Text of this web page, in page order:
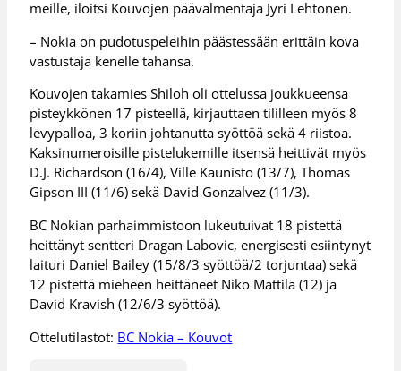
meille, iloitsi Kouvojen päävalmentaja Jyri Lehtonen.
– Nokia on pudotuspeleihin päästessään erittäin kova
vastustaja kenelle tahansa.
Kouvojen takamies Shiloh oli ottelussa joukkueensa
pisteykkönen 17 pisteellä, kirjauttaen tililleen myös 8
levypalloa, 3 koriin johtanutta syöttöä sekä 4 riistoa.
Kaksinumeroisille pistelukemille itsensä heittivät myös
D.J. Richardson (16/4), Ville Kaunisto (13/7), Thomas
Gipson III (11/6) sekä David Gonzalvez (11/3).
BC Nokian parhaimmistoon lukeutuivat 18 pistettä
heittänyt sentteri Dragan Labovic, energisesti esiintynyt
laituri Daniel Bailey (15/8/3 syöttöä/2 torjuntaa) sekä
12 pistettä mieheen heittäneet Niko Mattila (12) ja
David Kravish (12/6/3 syöttöä).
Ottelutilastot: BC Nokia – Kouvot